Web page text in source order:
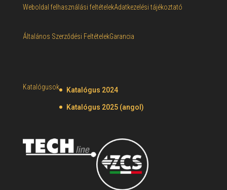
Weboldal felhasználási feltételekAdatkezelési tájékoztató
Általános Szerződési FeltételekGarancia
Katalógusok Katalógus 2024
Katalógus 2025 (angol)